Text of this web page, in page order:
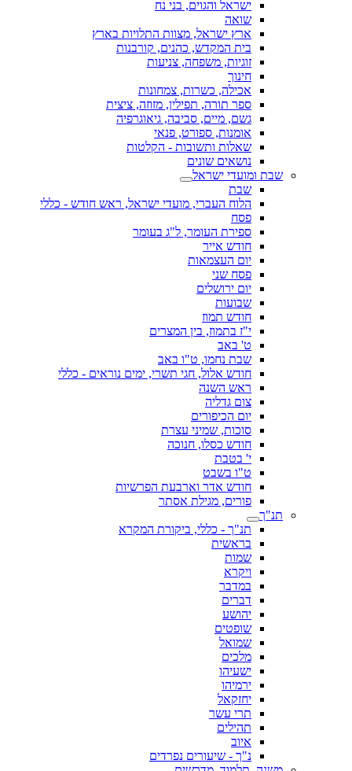
ישראל והגוים, בני נח
שואה
ארץ ישראל, מצוות התלויות בארץ
בית המקדש, כהנים, קורבנות
זוגיות, משפחה, צניעות
חינוך
אכילה, כשרות, צמחונות
ספר תורה, תפילין, מזוזה, ציצית
גשם, מיים, סביבה, גיאוגרפיה
אומנות, ספורט, פנאי
שאלות ותשובות - הקלטות
נושאים שונים
שבת ומועדי ישראל
שבת
הלוח העברי, מועדי ישראל, ראש חודש - כללי
פסח
ספירת העומר, ל"ג בעומר
חודש אייר
יום העצמאות
פסח שני
יום ירושלים
שבועות
חודש תמוז
י"ז בתמוז, בין המצרים
ט' באב
שבת נחמו, ט"ו באב
חודש אלול, חגי תשרי, ימים נוראים - כללי
ראש השנה
צום גדליה
יום הכיפורים
סוכות, שמיני עצרת
חודש כסלו, חנוכה
י' בטבת
ט"ו בשבט
חודש אדר וארבעת הפרשיות
פורים, מגילת אסתר
תנ"ך
תנ"ך - כללי, ביקורת המקרא
בראשית
שמות
ויקרא
במדבר
דברים
יהושע
שופטים
שמואל
מלכים
ישעיהו
ירמיהו
יחזקאל
תרי עשר
תהילים
איוב
נ"ך - שיעורים נפרדים